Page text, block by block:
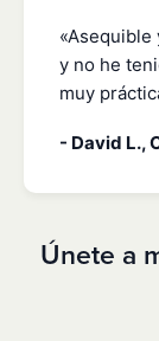
y no he
muy
- David L.,
Únete a